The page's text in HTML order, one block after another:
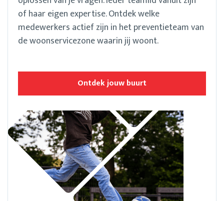
of haar eigen expertise. Ontdek welke
medewerkers actief zijn in het preventieteam van
de woonservicezone waarin jij woont.
Ontdek jouw buurt